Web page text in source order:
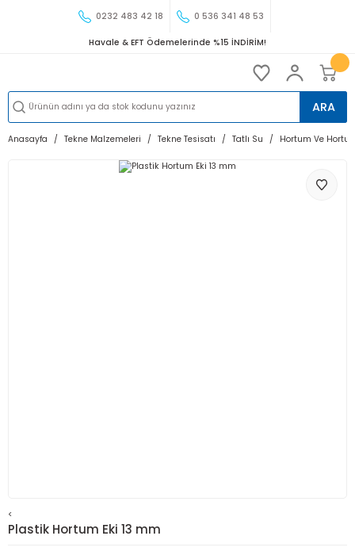
0232 483 42 18 0 536 341 48 53
Havale & EFT Ödemelerinde %15 İNDİRİM!
ARA
Anasayfa Tekne Malzemeleri Tekne Tesisatı Tatlı Su Hortum Ve
<
Plastik Hortum Eki 13 mm